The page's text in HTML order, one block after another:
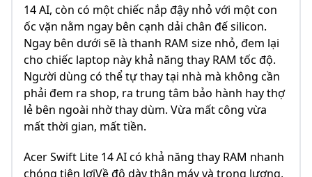
14 AI, còn có một chiếc nắp đậy nhỏ với một con
ốc vặn nằm ngay bên cạnh dải chân đế silicon.
Ngay bên dưới sẽ là thanh RAM size nhỏ, đem lại
cho chiếc laptop này khả năng thay RAM tốc độ.
Người dùng có thể tự thay tại nhà mà không cần
phải đem ra shop, ra trung tâm bảo hành hay thợ
lẻ bên ngoài nhờ thay dùm. Vừa mất công vừa
mất thời gian, mất tiền.
Acer Swift Lite 14 AI có khả năng thay RAM nhanh
chóng tiện lợiVề độ dày thân máy và trọng lượng,